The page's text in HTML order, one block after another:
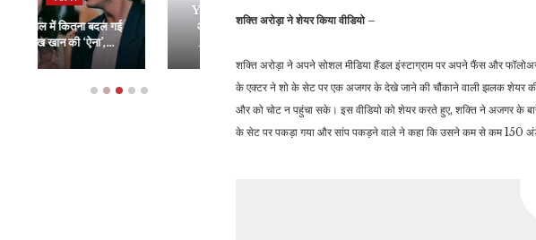
शक्ति अरोड़ा ने शेयर किया वीडियो –
शक्ति अरोड़ा ने अपने सोशल मीडिया हैंडल इंस्टाग्राम पर अपने फैंस और
के एक्टर ने शो के सेट पर एक अजगर के देखे जाने की चौंकाने वाली झलक शेयर
और को चोट न पहुंचा सके। इस वीडियो को शेयर करते हुए, शक्ति ने अजगर के
के सेट पर पकड़ा गया और सांप पकड़ने वाले ने कहा कि उसने कम से कम 150 अंडे
Year Ender 2023:
आत्म निर्भर हुई Indian
Army ने बनाया रक्षा…
Amazon India के
प्रमुख ने कंपनी को कहा